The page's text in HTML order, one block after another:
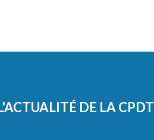
DE LA CPDT